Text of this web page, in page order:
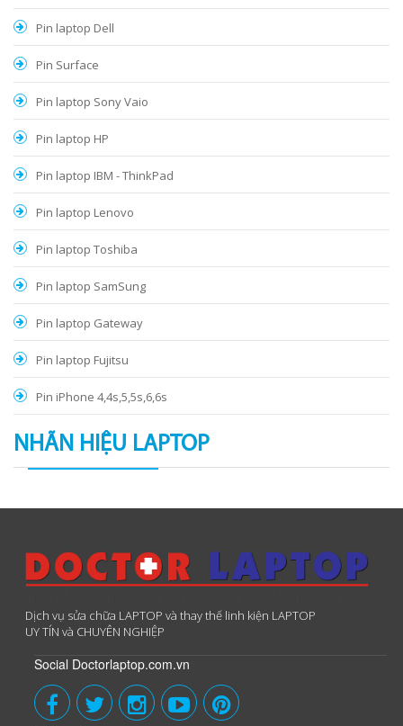
Pin laptop Dell
Pin Surface
Pin laptop Sony Vaio
Pin laptop HP
Pin laptop IBM - ThinkPad
Pin laptop Lenovo
Pin laptop Toshiba
Pin laptop SamSung
Pin laptop Gateway
Pin laptop Fujitsu
Pin iPhone 4,4s,5,5s,6,6s
NHÃN HIỆU LAPTOP
Dịch vụ sửa chữa LAPTOP và thay thế linh kiện LAPTOP
UY TÍN và CHUYÊN NGHIỆP
Social Doctorlaptop.com.vn